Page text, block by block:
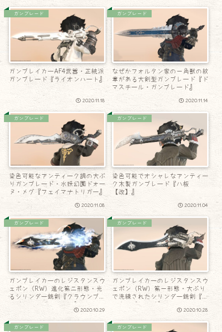
ガンブレード
ガンブレイカーAF4武器・正統派
ガンブレード『ライオンハート』
2020.11.18
ガンブレード
なぜかフォルタン家の一角獣の紋
章がある大剣型ガンブレード『ド
マスチール・ガンブレード』
2020.11.14
ガンブレード
染色可能なアンティーク調の大ぶ
りガンブレード・水妖幻園ドォー
ヌ・メグ『フェイマナトリガー』
2020.11.08
ガンブレード
染色可能でオシャレなアンティー
ク木製ガンブレード『八板
【改】』
2020.11.04
ガンブレード
ガンブレイカーのレジスタンスウ
ェポン（RW）進化第二形態・光
るシリンダー銃剣『クラウンブレ
ード・リコレクション』
2020.10.29
ガンブレード
ガンブレイカーのレジスタンスウ
ェポン（RW）第一形態・大ぶり
で洗練されたシリンダー銃剣『ク
ラウンブレード』
2020.10.28
ガンブレード ガンブレード